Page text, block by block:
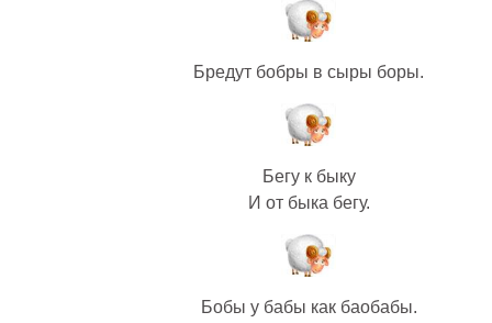
Бредут бобры в сыры боры.
Бегу к быку
И от быка бегу.
Бобы у бабы как баобабы.